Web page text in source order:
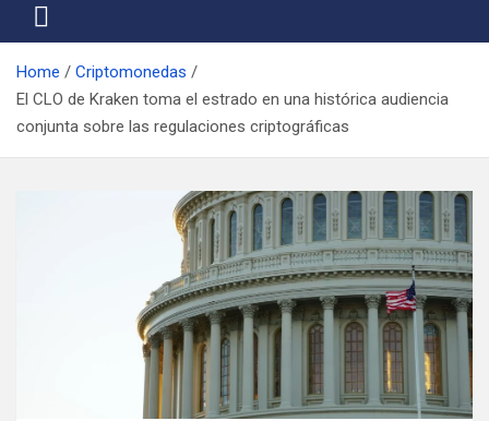
Home
Criptomonedas
El CLO de Kraken toma el estrado en una histórica audiencia
conjunta sobre las regulaciones criptográficas